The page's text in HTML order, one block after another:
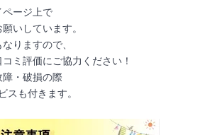
ページ上で
いしています。
りますので、
ミ評価にご協力ください！
障・破損の際
スも付きます。